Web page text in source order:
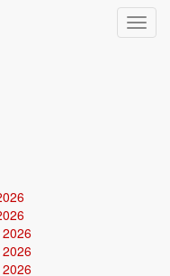
Toggle
tháng 10
2029
trạch, xuất hành, ký hợp